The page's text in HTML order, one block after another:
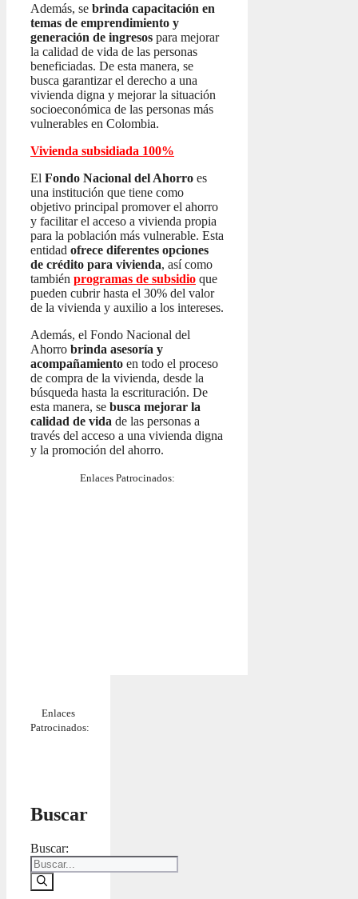
Además, se brinda capacitación en
temas de emprendimiento y
generación de ingresos para mejorar
la calidad de vida de las personas
beneficiadas. De esta manera, se
busca garantizar el derecho a una
vivienda digna y mejorar la situación
socioeconómica de las personas más
vulnerables en Colombia.
Vivienda subsidiada 100%
El Fondo Nacional del Ahorro es
una institución que tiene como
objetivo principal promover el ahorro
y facilitar el acceso a vivienda propia
para la población más vulnerable. Esta
entidad ofrece diferentes opciones
de crédito para vivienda, así como
también programas de subsidio que
pueden cubrir hasta el 30% del valor
de la vivienda y auxilio a los intereses.
Además, el Fondo Nacional del
Ahorro brinda asesoría y
acompañamiento en todo el proceso
de compra de la vivienda, desde la
búsqueda hasta la escrituración. De
esta manera, se busca mejorar la
calidad de vida de las personas a
través del acceso a una vivienda digna
y la promoción del ahorro.
Enlaces Patrocinados:
Enlaces
Patrocinados:
Buscar
Buscar: